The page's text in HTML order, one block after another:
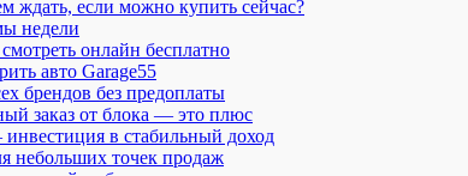
ждать, если можно купить сейчас?
недели
онлайн бесплатно
авто Garage55
брендов без предоплаты
заказ от блока — это плюс
в стабильный доход
небольших точек продаж